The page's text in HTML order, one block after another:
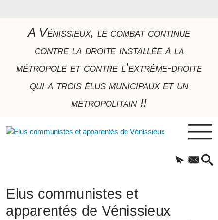
A Vénissieux, le combat continue
contre la droite installée à la
métropole et contre l’extrême-droite
qui a trois élus municipaux et un
métropolitain !!
Elus communistes et
apparentés de Vénissieux